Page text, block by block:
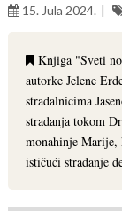
15. Jula 2024.
Knjiga "Sveti
autorke Jelene
stradalnicima
stradanja tokom
monahinje Marije,
ističući stradanje